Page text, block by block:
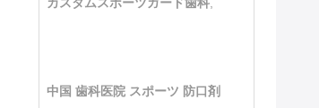
中国 歯科医院 スポーツ 防口剤